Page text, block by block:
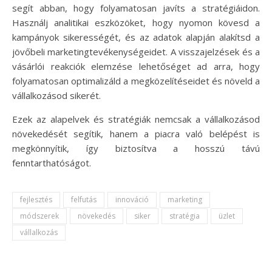
segít abban, hogy folyamatosan javíts a stratégiáidon.
Használj analitikai eszközöket, hogy nyomon kövesd a
kampányok sikerességét, és az adatok alapján alakítsd a
jövőbeli marketingtevékenységeidet. A visszajelzések és a
vásárlói reakciók elemzése lehetőséget ad arra, hogy
folyamatosan optimalizáld a megközelítéseidet és növeld a
vállalkozásod sikerét.
Ezek az alapelvek és stratégiák nemcsak a vállalkozásod
növekedését segítik, hanem a piacra való belépést is
megkönnyítik, így biztosítva a hosszú távú
fenntarthatóságot.
fejlesztés felfutás innováció
marketing
módszerek
növekedés siker stratégia
üzlet
vállalkozás